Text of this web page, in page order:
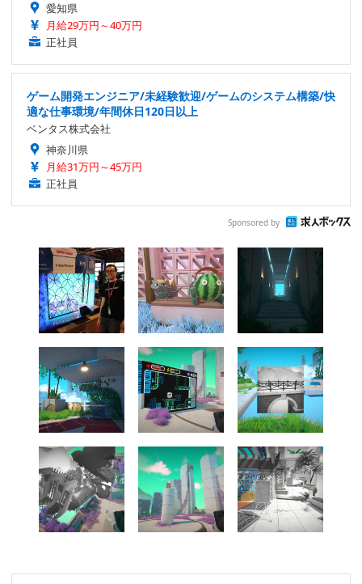
愛知県
月給29万円～40万円
正社員
ゲーム開発エンジニア/未経験歓迎/ゲームのシステム構築/快
適な仕事環境/年間休日120日以上
ベンタス株式会社
神奈川県
月給31万円～45万円
正社員
Sponsored by